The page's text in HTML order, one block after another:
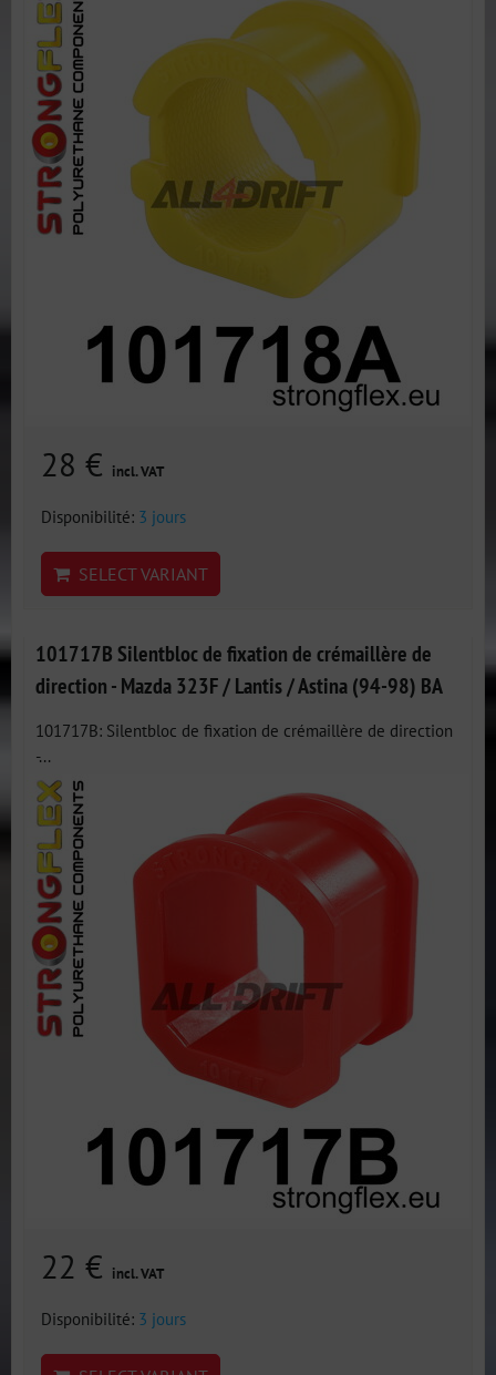
28 € incl. VAT
Disponibilité: 3 jours
SELECT VARIANT
101717B Silentbloc de fixation de crémaillère de
direction - Mazda 323F / Lantis / Astina (94-98) BA
101717B: Silentbloc de fixation de crémaillère de direction
-...
22 € incl. VAT
Disponibilité: 3 jours